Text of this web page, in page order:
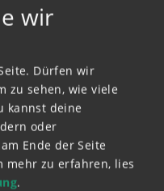
muss der
ausfallen, da
Bibi und Tina
Ferienkindern
zu
kommt es jedoch
bringen sich
wir
Dürfen wir
zu sehen, wie viele
kannst deine
oder
Ende der Seite
mehr zu erfahren, lies
.